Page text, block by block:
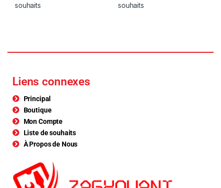
souhaits
souhaits
Liens connexes
Principal
Boutique
Mon Compte
Liste de souhaits
À Propos de Nous